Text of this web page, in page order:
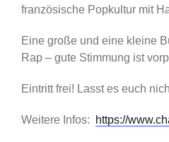
französische Popkultur mit
Eine große und eine kleine
Rap – gute Stimmung ist
Eintritt frei! Lasst es euch
Weitere Infos: https://